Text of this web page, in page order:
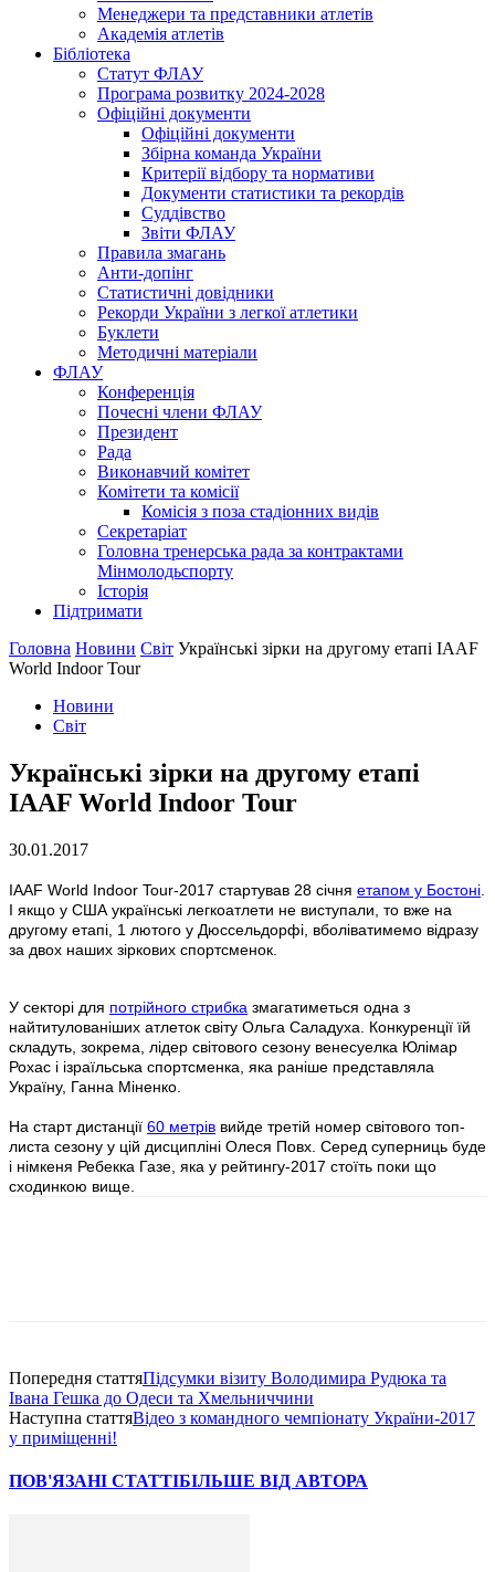
Менеджери та представники атлетів
Академія атлетів
Бібліотека
Статут ФЛАУ
Програма розвитку 2024-2028
Офіційні документи
Офіційні документи
Збірна команда України
Критерії відбору та нормативи
Документи статистики та рекордів
Суддівство
Звіти ФЛАУ
Правила змагань
Анти-допінг
Статистичні довідники
Рекорди України з легкої атлетики
Буклети
Методичні матеріали
ФЛАУ
Конференція
Почесні члени ФЛАУ
Президент
Рада
Виконавчий комітет
Комітети та комісії
Комісія з поза стадіонних видів
Секретаріат
Головна тренерська рада за контрактами
Мінмолодьспорту
Історія
Підтримати
Головна Новини Світ Українські зірки на другому етапі IAAF
World Indoor Tour
Новини
Світ
Українські зірки на другому етапі
IAAF World Indoor Tour
30.01.2017
IAAF World Indoor Tour-2017 стартував 28 січня етапом у Бостоні
І якщо у США українські легкоатлети не виступали, то вже на
другому етапі, 1 лютого у Дюссельдорфі, вболіватимемо відразу
за двох наших зіркових спортсменок.
У секторі для потрійного стрибка змагатиметься одна з
найтитулованіших атлеток світу Ольга Саладуха. Конкуренції їй
складуть, зокрема, лідер світового сезону венесуелка Юлімар
Рохас і ізраїльська спортсменка, яка раніше представляла
Україну, Ганна Міненко.
На старт дистанції 60 метрів вийде третій номер світового топ-
листа сезону у цій дисципліні Олеся Повх. Серед суперниць буде
і німкеня Ребекка Газе, яка у рейтингу-2017 стоїть поки що
сходинкою вище.
Попередня статтяПідсумки візиту Володимира Рудюка та
Івана Гешка до Одеси та Хмельниччини
Наступна статтяВідео з командного чемпіонату України-2017
у приміщенні!
ПОВ'ЯЗАНІ СТАТТІБІЛЬШЕ ВІД АВТОРА